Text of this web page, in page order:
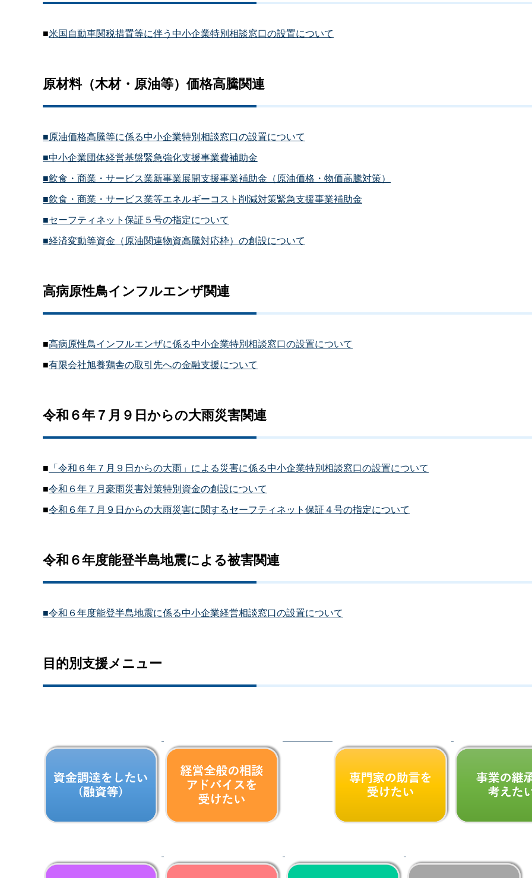
■米国自動車関税措置等に伴う中小企業特別相談窓口の設置について
原材料（木材・原油等）価格高騰関連
■原油価格高騰等に係る中小企業特別相談窓口の設置について
■中小企業団体経営基盤緊急強化支援事業費補助金
■飲食・商業・サービス業新事業展開支援事業補助金（原油価格・物価高騰対策）
■飲食・商業・サービス業等エネルギーコスト削減対策緊急支援事業補助金
■セーフティネット保証５号の指定について
■経済変動等資金（原油関連物資高騰対応枠）の創設について
高病原性鳥インフルエンザ関連
■高病原性鳥インフルエンザに係る中小企業特別相談窓口の設置について
■有限会社旭養鶏舎の取引先への金融支援について
令和６年７月９日からの大雨災害関連
■ 「令和６年７月９日からの大雨」による災害に係る中小企業特別相談窓口の設置について
■令和６年７月豪雨災害対策特別資金の創設について
■令和６年７月９日からの大雨災害に関するセーフティネット保証４号の指定について
令和６年度能登半島地震による被害関連
■令和６年度能登半島地震に係る中小企業経営相談窓口の設置について
目的別支援メニュー